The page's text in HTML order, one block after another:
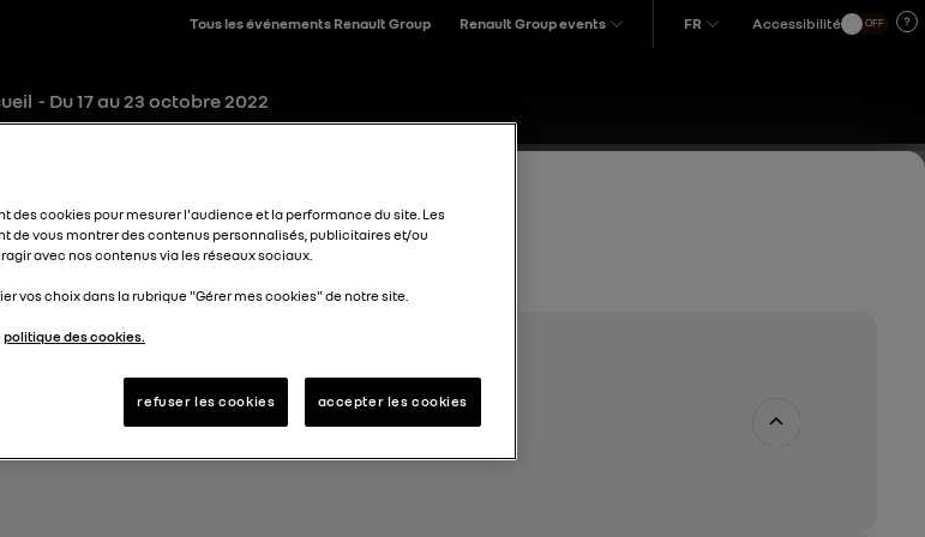
Tous les événements Renault Group Renault Group events FR Accessibilité OFF
- Du 17 au 23 octobre 2022
des cookies pour mesurer l'audience et la performance du site. Les
de vous montrer des contenus personnalisés, publicitaires et/ou
avec nos contenus via les réseaux sociaux.
vos choix dans la rubrique "Gérer mes cookies" de notre site.
politique des cookies.
refuser les cookies accepter les cookies